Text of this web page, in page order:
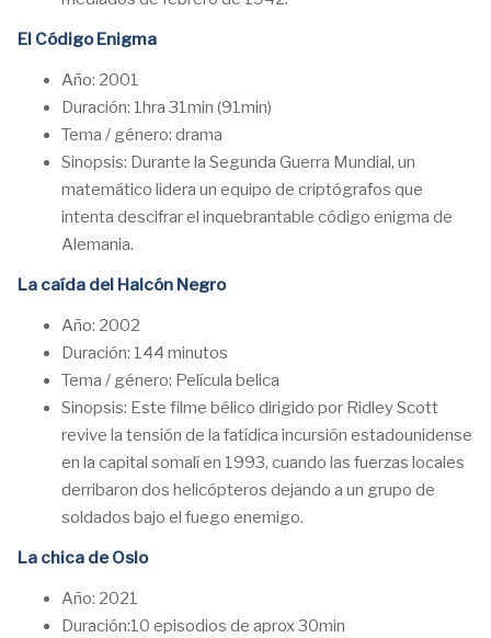
El Código Enigma
Año: 2001
Duración: 1hra 31min (91min)
Tema / género: drama
Sinopsis: Durante la Segunda Guerra Mundial, un
matemático lidera un equipo de criptógrafos que
intenta descifrar el inquebrantable código enigma de
Alemania.
La caída del Halcón Negro
Año: 2002
Duración: 144 minutos
Tema / género: Película belica
Sinopsis: Este filme bélico dirigido por Ridley Scott
revive la tensión de la fatídica incursión estadounidense
en la capital somalí en 1993, cuando las fuerzas locales
derribaron dos helicópteros dejando a un grupo de
soldados bajo el fuego enemigo.
La chica de Oslo
Año: 2021
Duración:10 episodios de aprox 30min